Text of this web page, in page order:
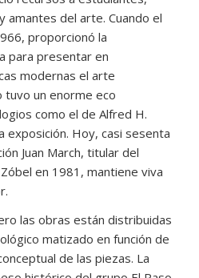
amantes del arte. Cuando el
proporcionó la
para presentar en
modernas el arte
un enorme eco
como el de Alfred H.
exposición. Hoy, casi sesenta
Juan March, titular del
en 1981, mantiene viva
las obras están distribuidas
matizado en función de
de las piezas. La